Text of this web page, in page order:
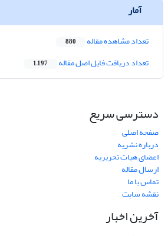
آمار
تعداد مشاهده مقاله 880
تعداد دریافت فایل اصل مقاله 1,197
دسترسی سریع
صفحه اصلی
درباره نشریه
اعضای هیات تحریریه
ارسال مقاله
تماس با ما
نقشه سایت
آخرین اخبار